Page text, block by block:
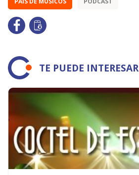
TE PUEDE INTERESAR